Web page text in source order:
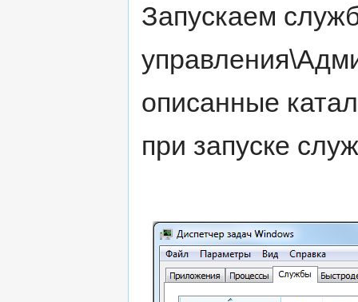
Запускаем
описанные
при запуске